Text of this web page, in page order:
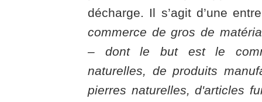
décharge. Il s’agit d’une
commerce de gros de
– dont le but est le
naturelles, de produits
pierres naturelles, d'articles